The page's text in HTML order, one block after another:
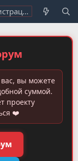
Регистрация
вы можете
суммой.
проекту
❤️